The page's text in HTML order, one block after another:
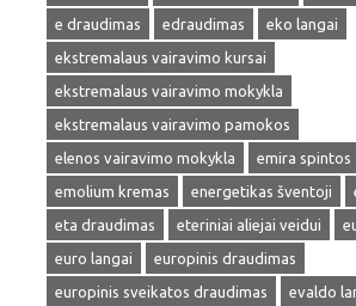
e draudimas
edraudimas
eko langai
ekstremalaus vairavimo kursai
ekstremalaus vairavimo mokykla
ekstremalaus vairavimo pamokos
elenos vairavimo mokykla
emira spintos
emolium kremas
energetikas šventoji
eta draudimas
eteriniai aliejai veidui
euro langai
europinis draudimas
europinis sveikatos draudimas
evaldo